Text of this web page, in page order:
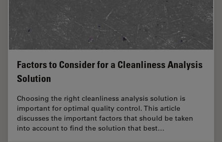
Factors to Consider for a Cleanliness Analysis
Solution
Choosing the right cleanliness analysis solution is
important for optimal quality control. This article
discusses the important factors that should be taken
into account to find the solution that best…